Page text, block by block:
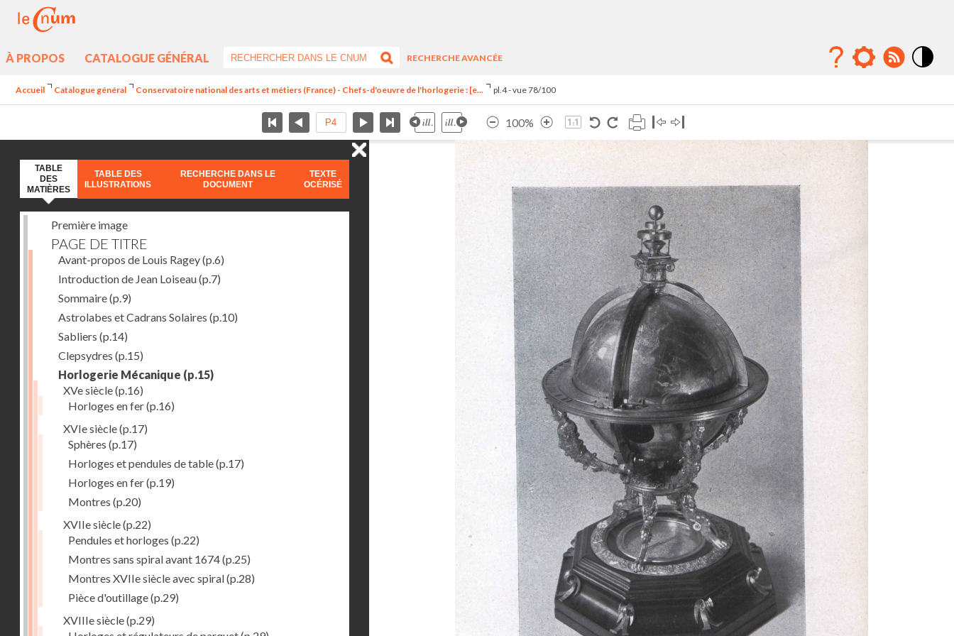
À PROPOS CATALOGUE GÉNÉRAL
RECHERCHE AVANCÉE
Accueil Catalogue général Conservatoire national des arts et métiers (France) - Chefs-d'oeuvre de l'horlogerie : [e... pl.4 - vue 78/100
100%
TABLE
DES
MATIÈRES
TABLE DES
ILLUSTRATIONS
RECHERCHE DANS LE
DOCUMENT
TEXTE
OCÉRISÉ
Première image
PAGE DE TITRE
Avant-propos de Louis Ragey(p.6)
Introduction de Jean Loiseau(p.7)
Sommaire(p.9)
Astrolabes et Cadrans Solaires (p.10)
Sabliers (p.14)
Clepsydres (p.15)
Horlogerie Mécanique (p.15)
XVe siècle(p.16)
Horloges en fer(p.16)
XVIe siècle(p.17)
Sphères (p.17)
Horloges et pendules de table(p.17)
Horloges en fer(p.19)
Montres (p.20)
XVIIe siècle(p.22)
Pendules et horloges (p.22)
Montres sans spiral avant 1674(p.25)
Montres XVIIe siècle avec spiral(p.28)
Pièce d'outillage(p.29)
XVIIIe siècle(p.29)